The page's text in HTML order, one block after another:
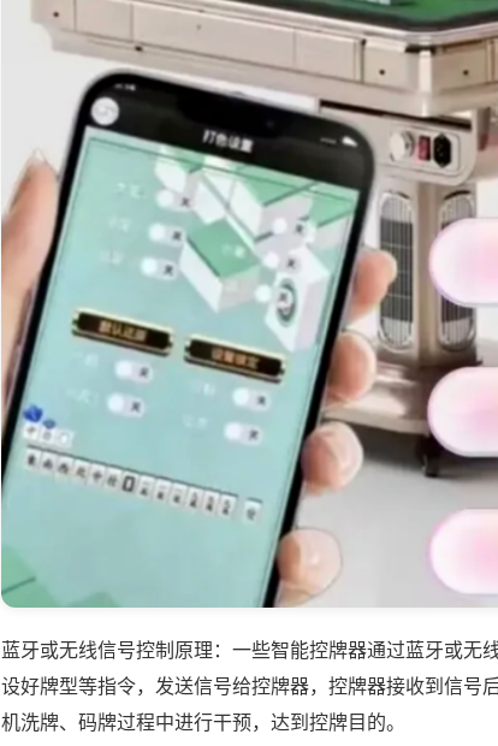
蓝牙或无线信号控制原理：一些智能控牌器通过蓝牙或无
设好牌型等指令，发送信号给控牌器，控牌器接收到信号
机洗牌、码牌过程中进行干预，达到控牌目的。